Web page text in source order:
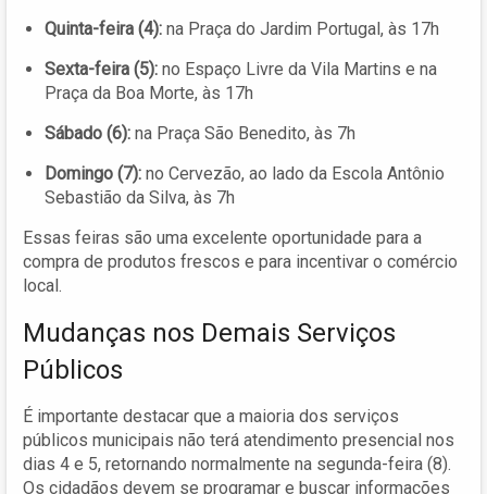
Quinta-feira (4): na Praça do Jardim Portugal, às 17h
Sexta-feira (5): no Espaço Livre da Vila Martins e na
Praça da Boa Morte, às 17h
Sábado (6): na Praça São Benedito, às 7h
Domingo (7): no Cervezão, ao lado da Escola Antônio
Sebastião da Silva, às 7h
Essas feiras são uma excelente oportunidade para a
compra de produtos frescos e para incentivar o comércio
local.
Mudanças nos Demais Serviços
Públicos
É importante destacar que a maioria dos serviços
públicos municipais não terá atendimento presencial nos
dias 4 e 5, retornando normalmente na segunda-feira (8).
Os cidadãos devem se programar e buscar informações